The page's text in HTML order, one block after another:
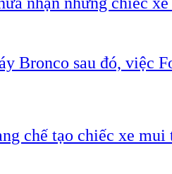
Bronco sau đó, việc
chế tạo chiếc xe